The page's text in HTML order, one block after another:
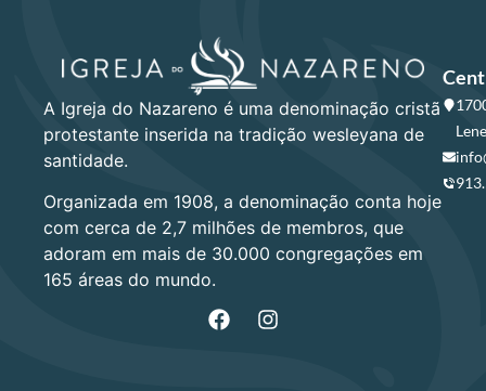
A Igreja do Nazareno é uma denominação cristã
protestante inserida na tradição wesleyana de
santidade.
Organizada em 1908, a denominação conta hoje
com cerca de 2,7 milhões de membros, que
adoram em mais de 30.000 congregações em
165 áreas do mundo.